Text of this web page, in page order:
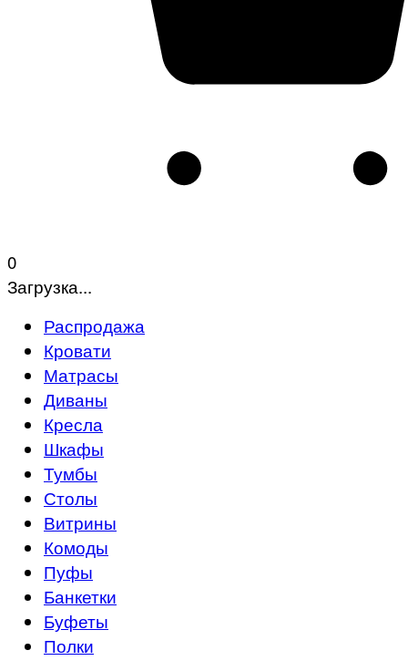
0
Загрузка...
Распродажа
Кровати
Матрасы
Диваны
Кресла
Шкафы
Тумбы
Столы
Витрины
Комоды
Пуфы
Банкетки
Буфеты
Полки